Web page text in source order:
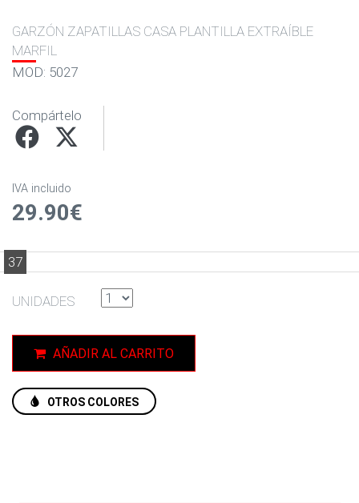
GARZÓN ZAPATILLAS CASA PLANTILLA EXTRAÍBLE
MARFIL
MOD: 5027
Compártelo
IVA incluido
29.90€
37
UNIDADES
AÑADIR AL CARRITO
OTROS COLORES